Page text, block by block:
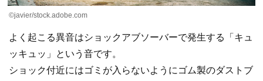
©javier/stock.adobe.com
よく起こる異音はショックアブソーバーで発生する「キュ
ッキュッ」という音です。
ショック付近にはゴミが入らないようにゴム製のダストブ